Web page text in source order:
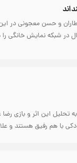
و حسن معجونی در
در شبکه نمایش خانگی
تحلیل این اثر و بازی
با هم رفیق هستند و